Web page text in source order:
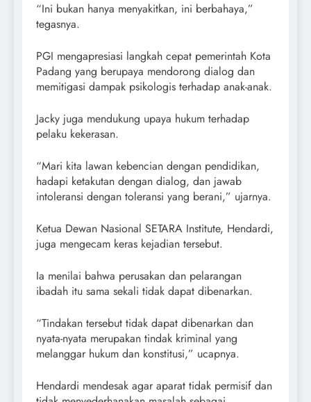
“Ini bukan hanya menyakitkan, ini berbahaya,”
tegasnya.
PGI mengapresiasi langkah cepat pemerintah Kota
Padang yang berupaya mendorong dialog dan
memitigasi dampak psikologis terhadap anak-anak.
Jacky juga mendukung upaya hukum terhadap
pelaku kekerasan.
“Mari kita lawan kebencian dengan pendidikan,
hadapi ketakutan dengan dialog, dan jawab
intoleransi dengan toleransi yang berani,” ujarnya.
Ketua Dewan Nasional SETARA Institute, Hendardi,
juga mengecam keras kejadian tersebut.
Ia menilai bahwa perusakan dan pelarangan
ibadah itu sama sekali tidak dapat dibenarkan.
“Tindakan tersebut tidak dapat dibenarkan dan
nyata-nyata merupakan tindak kriminal yang
melanggar hukum dan konstitusi,” ucapnya.
Hendardi mendesak agar aparat tidak permisif dan